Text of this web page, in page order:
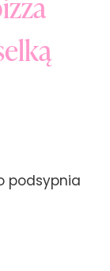
podsypnia